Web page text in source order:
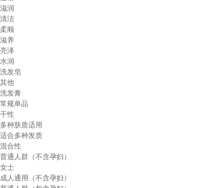
滋润
清洁
柔顺
滋养
亮泽
水润
洗发皂
其他
洗发膏
常规单品
干性
多种肤质适用
适合多种发质
混合性
普通人群（不含孕妇）
女士
成人通用（不含孕妇）